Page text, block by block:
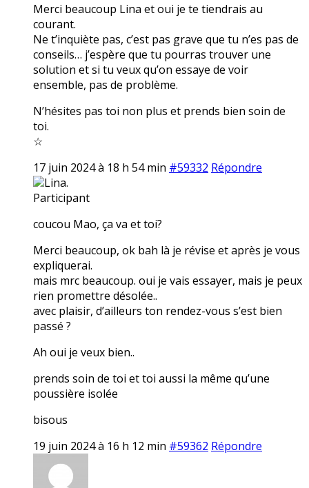
Merci beaucoup Lina et oui je te tiendrais au
courant.
Ne t’inquiète pas, c’est pas grave que tu n’es pas de
conseils… j’espère que tu pourras trouver une
solution et si tu veux qu’on essaye de voir
ensemble, pas de problème.
N’hésites pas toi non plus et prends bien soin de
toi.
☆
17 juin 2024 à 18 h 54 min #59332 Répondre
Lina.
Participant
coucou Mao, ça va et toi?
Merci beaucoup, ok bah là je révise et après je vous
expliquerai.
mais mrc beaucoup. oui je vais essayer, mais je peux
rien promettre désolée..
avec plaisir, d’ailleurs ton rendez-vous s’est bien
passé ?
Ah oui je veux bien..
prends soin de toi et toi aussi la même qu’une
poussière isolée
bisous
19 juin 2024 à 16 h 12 min #59362 Répondre